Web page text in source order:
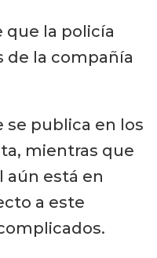
que la policía
de la compañía
se publica en los
mientras que
aún está en
a este